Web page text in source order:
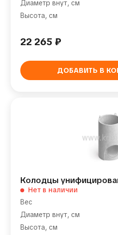
Диаметр внут, см
Высота, см
22 265 ₽
ДОБАВИТЬ В
Колодцы
Нет в наличии
Вес
Диаметр внут, см
Высота, см